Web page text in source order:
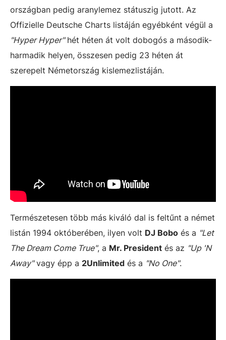
országban pedig aranylemez státuszig jutott. Az
Offizielle Deutsche Charts listáján egyébként végül a
"Hyper Hyper"hét héten át volt dobogós a második-
harmadik helyen, összesen pedig 23 héten át
szerepelt Németország kislemezlistáján.
Természetesen több más kiváló dal is feltűnt a német
listán 1994 októberében, ilyen volt DJ Bobo és a "Let
The Dream Come True", a Mr. President és az "Up 'N
Away"vagy épp a 2Unlimited és a "No One".